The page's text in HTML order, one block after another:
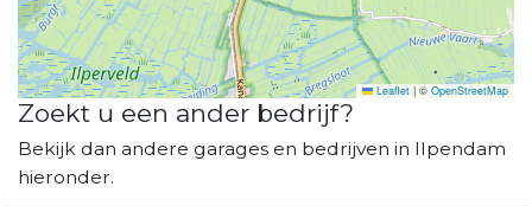
Leaflet | © OpenStreetMap
Zoekt u een ander bedrijf?
Bekijk dan andere garages en bedrijven in Ilpendam
hieronder.